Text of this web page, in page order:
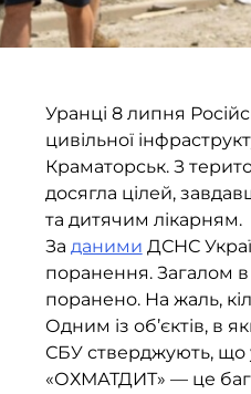
Уранці 8 липня
цивільної
Краматорськ. З
досягла цілей,
та дитячим лікарням.
За даними ДСНС
поранення. Загалом в
поранено. На жаль,
Одним із об’єктів, в
СБУ стверджують, що
«ОХМАТДИТ» — це